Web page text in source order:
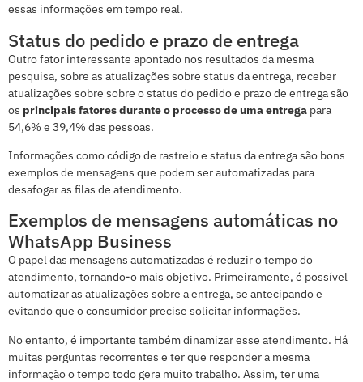
essas informações em tempo real.
Status do pedido e prazo de entrega
Outro fator interessante apontado nos resultados da mesma
pesquisa, sobre as atualizações sobre status da entrega, receber
atualizações sobre sobre o status do pedido e prazo de entrega são
os principais fatores durante o processo de umaentrega para
54,6% e 39,4% das pessoas.
Informações como código de rastreio e status da entrega são bons
exemplos de mensagens que podem ser automatizadas para
desafogar as filas de atendimento.
Exemplos de mensagens automáticas no
WhatsApp Business
O papel das mensagens automatizadas é reduzir o tempo do
atendimento, tornando-o mais objetivo. Primeiramente, é possível
automatizar as atualizações sobre a entrega, se antecipando e
evitando que o consumidor precise solicitar informações.
No entanto, é importante também dinamizar esse atendimento. Há
muitas perguntas recorrentes e ter que responder a mesma
informação o tempo todo gera muito trabalho. Assim, ter uma